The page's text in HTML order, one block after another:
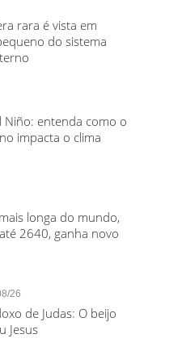
rara é vista em
do sistema
Niño: entenda como o
impacta o clima
longa do mundo,
2640, ganha novo
26
de Judas: O beijo
Jesus